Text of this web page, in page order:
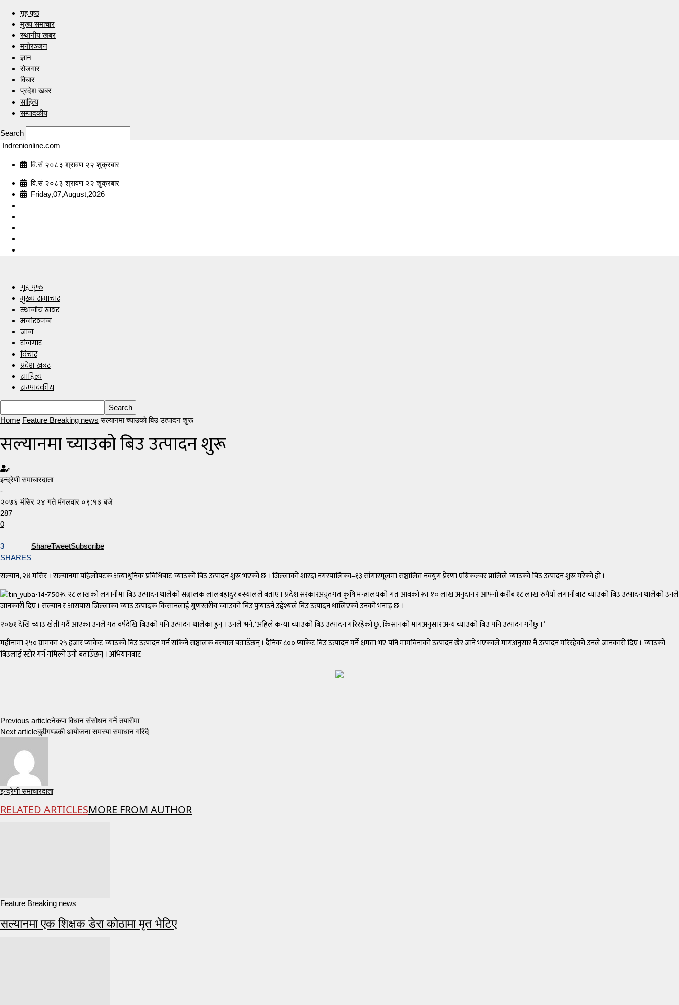
गृह पृष्ठ
मुख्य समाचार
स्थानीय खबर
मनोरञ्जन
ज्ञान
रोजगार
विचार
प्रदेश खबर
साहित्य
सम्पादकीय
Search
Indrenionline.com
वि.सं २०८३ श्रावण २२ शुक्रबार
वि.सं २०८३ श्रावण २२ शुक्रबार
Friday,07,August,2026
गृह पृष्ठ
मुख्य समाचार
स्थानीय खबर
मनोरञ्जन
ज्ञान
रोजगार
विचार
प्रदेश खबर
साहित्य
सम्पादकीय
Home Feature Breaking news सल्यानमा च्याउको बिउ उत्पादन शुरू
सल्यानमा च्याउको बिउ उत्पादन शुरू
इन्द्रेणी समाचारदाता
-
२०७६ मंसिर २४ गते मंगलवार ०९:१३ बजे
287
0
3
SHARES
ShareTweetSubscribe
सल्यान, २४ मंसिर । सल्यानमा पहिलोपटक अत्याधुनिक प्रविधिबाट च्याउको बिउ उत्पादन शुरू भएको छ । जिल्लाको शारदा नगरपालिका–१३ सांगारमूलमा सञ्चालित नवयुग प्रेरणा एग्रिकल्चर प्रालिले च्याउको बिउ उत्पादन शुरू गरेको हो ।
रू. २८ लाखको लगानीमा बिउ उत्पादन थालेको सञ्चालक लालबहादुर बस्यालले बताए । प्रदेश सरकारअन्र्तगत कृषि मन्त्रालयको गत आवको रू। १० लाख अनुदान र आफ्नो करीब १८ लाख रुपैयाँ लगानीबाट च्याउको बिउ उत्पादन थालेको उनले
जानकारी दिए । सल्यान र आसपास जिल्लाका च्याउ उत्पादक किसानलाई गुणस्तरीय च्याउको बिउ पुर्‍याउने उद्देश्यले बिउ उत्पादन थालिएको उनको भनाइ छ ।
२०७१ देखि च्याउ खेती गर्दै आएका उनले गत वर्षदेखि बिउको पनि उत्पादन थालेका हुन् । उनले भने, ‘अहिले कन्या च्याउको बिउ उत्पादन गरिरहेको छु, किसानको मागअनुसार अन्य च्याउको बिउ पनि उत्पादन गर्नेछु ।’
महीनामा २५० ग्रामका २५ हजार प्याकेट च्याउको बिउ उत्पादन गर्न सकिने सञ्चालक बस्याल बताउँछन् । दैनिक ८०० प्याकेट बिउ उत्पादन गर्ने क्षमता भए पनि मागविनाको उत्पादन खेर जाने भएकाले मागअनुसार नै उत्पादन गरिरहेको उनले जानकारी दिए । च्याउको
बिउलाई स्टोर गर्न नमिल्ने उनी बताउँछन् । अभियानबाट
Previous articleनेकपा विधान संसोधन गर्ने तयारीमा
Next articleबुढीगण्डकी आयोजना समस्या समाधान गरिदै
इन्द्रेणी समाचारदाता
RELATED ARTICLESMORE FROM AUTHOR
Feature Breaking news
सल्यानमा एक शिक्षक डेरा कोठामा मृत भेटिए